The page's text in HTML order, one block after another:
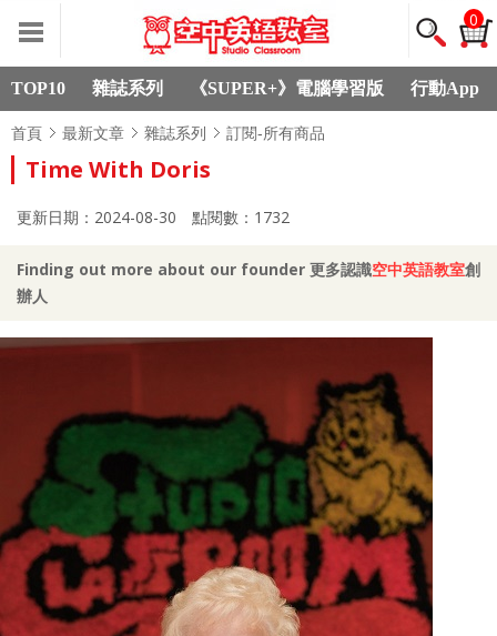
0
TOP10 雜誌系列 《SUPER+》電腦學習版 行動App
首頁 最新文章 雜誌系列 訂閱-所有商品
Time With Doris
更新日期：2024-08-30 點閱數：1732
Finding out more about our founder 更多認識空中英語教室創
辦人